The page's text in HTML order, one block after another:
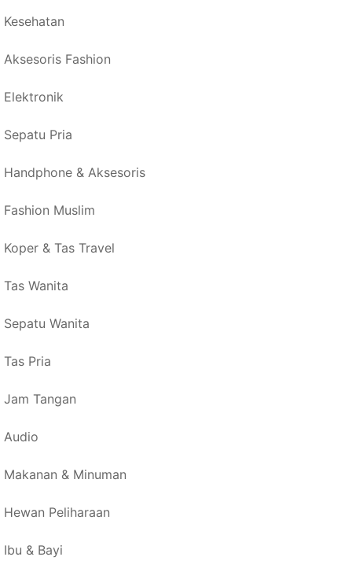
Kesehatan
Aksesoris Fashion
Elektronik
Sepatu Pria
Handphone & Aksesoris
Fashion Muslim
Koper & Tas Travel
Tas Wanita
Sepatu Wanita
Tas Pria
Jam Tangan
Audio
Makanan & Minuman
Hewan Peliharaan
Ibu & Bayi